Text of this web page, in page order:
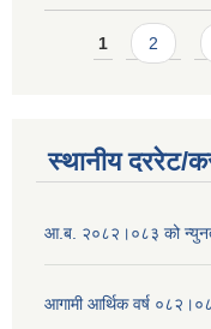
Pages
1 2
स्थानीय दररेट/
आ.ब. २०८२।०८३ को
आगामी आर्थिक वर्ष